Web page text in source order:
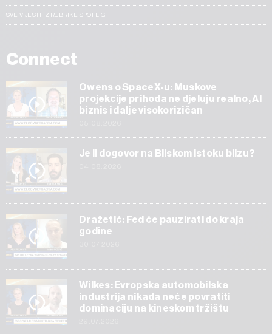
SVE VIJESTI IZ RUBRIKE SPOTLIGHT
Connect
Owens o SpaceX-u: Muskove
projekcije prihoda ne djeluju realno, AI
biznis i dalje visokorizičan
Je li dogovor na Bliskom istoku blizu?
Dražetić: Fed će pauzirati do kraja
godine
Wilkes: Evropska automobilska
industrija nikada neće povratiti
dominaciju na kineskom tržištu